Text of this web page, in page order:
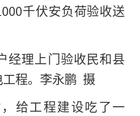
千伏安负荷验收送
经理上门验收民和县
程。李永鹏 摄
给工程建设吃了一